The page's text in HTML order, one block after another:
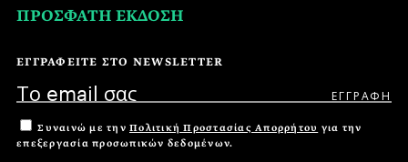
ΠΡΟΣΦΑΤΗ ΕΚΔΟΣΗ
ΕΓΓΡΑΦΕΙΤΕ ΣΤΟ NEWSLETTER
Συναινώ με την Πολιτική Προστασίας Απορρήτου για την
επεξεργασία προσωπικών δεδομένων.